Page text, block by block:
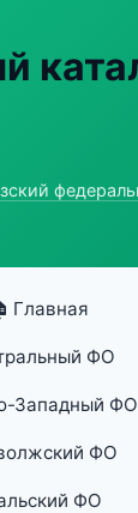
Главная
ФО
Западный ФО
ФО
ФО